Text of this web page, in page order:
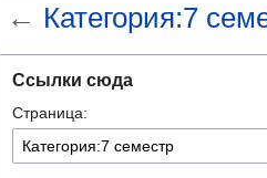
← Категория:7
навигации
поиску
Ссылки сюда
Страница: